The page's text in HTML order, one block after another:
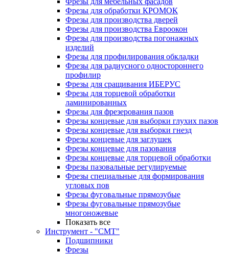
Фрезы для обработки КРОМОК
Фрезы для производства дверей
Фрезы для производства Евроокон
Фрезы для производства погонажных
изделий
Фрезы для профилирования обкладки
Фрезы для радиусного одностороннего
профилир
Фрезы для сращивания ИБЕРУС
Фрезы для торцевой обработки
ламинированных
Фрезы для фрезерования пазов
Фрезы концевые для выборки глухих пазов
Фрезы концевые для выборки гнезд
Фрезы концевые для заглушек
Фрезы концевые для пазования
Фрезы концевые для торцевой обработки
Фрезы пазовальные регулируемые
Фрезы специальные для формирования
угловых пов
Фрезы фуговальные прямозубые
Фрезы фуговальные прямозубые
многоножевые
Показать все
Инструмент - "СМТ"
Подшипники
Фрезы